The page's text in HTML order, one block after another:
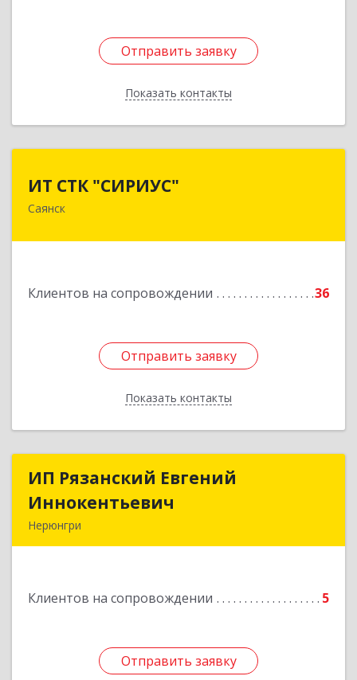
Отправить заявку
Показать контакты
Отправить заявку
Назад
ИТ СТК "СИРИУС"
Саянск
Клиентов на сопровождении 36
Отправить заявку
Показать контакты
666303, Иркутская обл, Саянск г, Юбилейный
Отправить заявку
Назад
ИП Рязанский Евгений
Иннокентьевич
Нерюнгри
Клиентов на сопровождении 5
Отправить заявку
ИП Рязанский Евгений
Подробнее
Отправить заявку